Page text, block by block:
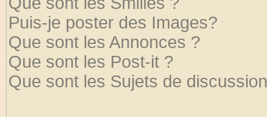
Puis-je poster des Images?
Que sont les Annonces ?
Que sont les Post-it ?
Que sont les Sujets de